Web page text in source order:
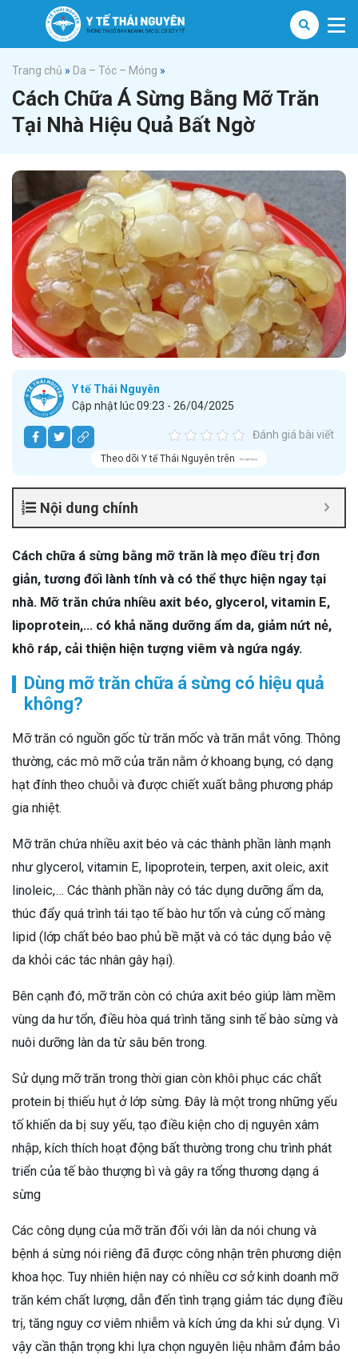
Trang chủ » Da – Tóc – Móng »
Cách Chữa Á Sừng Bằng Mỡ Trăn
Tại Nhà Hiệu Quả Bất Ngờ
Y tế Thái Nguyên
Cập nhật lúc 09:23 - 26/04/2025
Đánh giá bài viết
Theo dõi Y tế Thái Nguyên trên
Nội dung chính
Cách chữa á sừng bằng mỡ trăn là mẹo điều trị đơn
giản, tương đối lành tính và có thể thực hiện ngay tại
nhà. Mỡ trăn chứa nhiều axit béo, glycerol, vitamin E,
lipoprotein,… có khả năng dưỡng ẩm da, giảm nứt nẻ,
khô ráp, cải thiện hiện tượng viêm và ngứa ngáy.
Dùng mỡ trăn chữa á sừng có hiệu quả
không?
Mỡ trăn có nguồn gốc từ trăn mốc và trăn mắt võng. Thông
thường, các mô mỡ của trăn nằm ở khoang bụng, có dạng
hạt đính theo chuỗi và được chiết xuất bằng phương pháp
gia nhiệt.
Mỡ trăn chứa nhiều axit béo và các thành phần lành mạnh
như glycerol, vitamin E, lipoprotein, terpen, axit oleic, axit
linoleic,… Các thành phần này có tác dụng dưỡng ẩm da,
thúc đẩy quá trình tái tạo tế bào hư tổn và củng cố màng
lipid (lớp chất béo bao phủ bề mặt và có tác dụng bảo vệ
da khỏi các tác nhân gây hại).
Bên cạnh đó, mỡ trăn còn có chứa axit béo giúp làm mềm
vùng da hư tổn, điều hòa quá trình tăng sinh tế bào sừng và
nuôi dưỡng làn da từ sâu bên trong.
Sử dụng mỡ trăn trong thời gian còn khôi phục các chất
protein bị thiếu hụt ở lớp sừng. Đây là một trong những yếu
tố khiến da bị suy yếu, tạo điều kiện cho dị nguyên xâm
nhập, kích thích hoạt động bất thường trong chu trình phát
triển của tế bào thượng bì và gây ra tổng thương dạng á
sừng
Các công dụng của mỡ trăn đối với làn da nói chung và
bệnh á sừng nói riêng đã được công nhận trên phương diện
khoa học. Tuy nhiên hiện nay có nhiều cơ sở kinh doanh mỡ
trăn kém chất lượng, dẫn đến tình trạng giảm tác dụng điều
trị, tăng nguy cơ viêm nhiễm và kích ứng da khi sử dụng. Vì
vậy cần thận trọng khi lựa chọn nguyên liệu nhằm đảm bảo